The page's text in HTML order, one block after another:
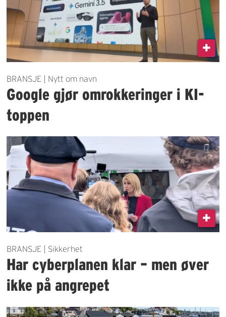
BRANSJE | Nytt om navn
Google gjør omrokkeringer i KI-
toppen
BRANSJE | Sikkerhet
Har cyberplanen klar – men øver
ikke på angrepet